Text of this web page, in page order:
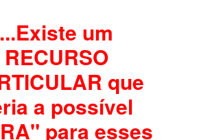
...Existe um
RECURSO
que
a possível
para esses